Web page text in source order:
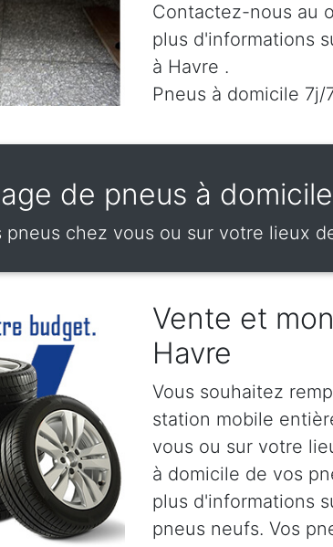
Contactez-nous au
plus d'informations
à Havre .
Pneus à domicile 7j/
de pneus à
pneus chez vous ou sur votre lieux
Vente et
Havre
Vous souhaitez
station mobile
vous ou sur votre
à domicile de vos
plus d'informations
pneus neufs. Vos